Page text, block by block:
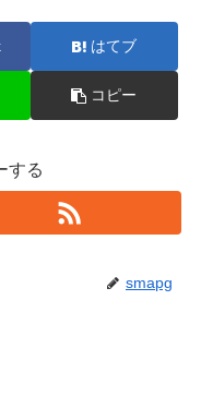
はてブ
コピー
する
smapg